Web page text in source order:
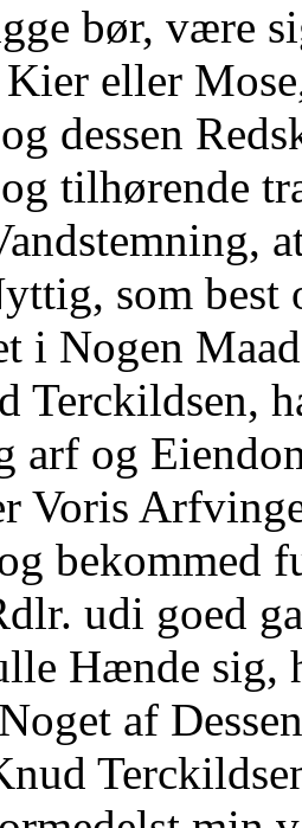
bør, være
eller
dessen
tilhørende
som
i Nogen
Terckildsen,
og
Voris
udi goed
Hænde
af